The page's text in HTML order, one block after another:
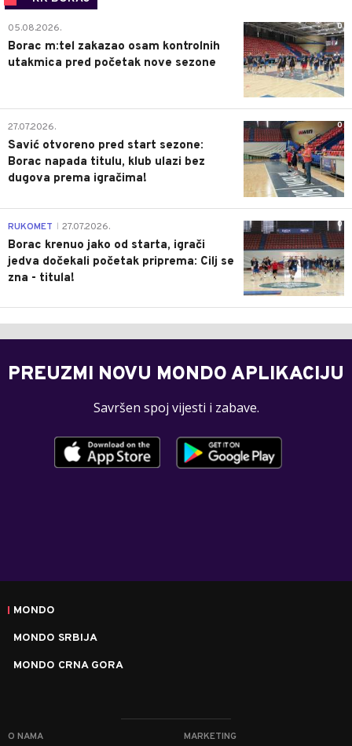
0
05.08.2026.
Borac m:tel zakazao osam kontrolnih
utakmica pred početak nove sezone
0
27.07.2026.
Savić otvoreno pred start sezone:
Borac napada titulu, klub ulazi bez
dugova prema igračima!
0
RUKOMET 27.07.2026.
Borac krenuo jako od starta, igrači
jedva dočekali početak priprema: Cilj se
zna - titula!
PREUZMI NOVU MONDO APLIKACIJU
Savršen spoj vijesti i zabave.
MONDO
MONDO SRBIJA
MONDO CRNA GORA
O NAMA MARKETING